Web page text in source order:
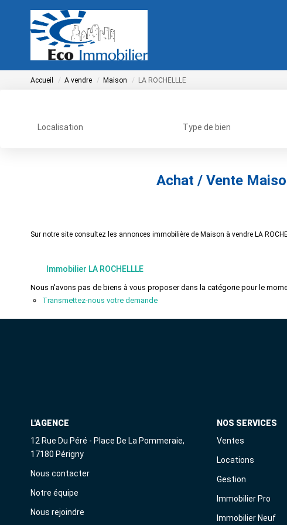
Accueil A vendre Maison LA ROCHELLLE
Localisation Type de bien
Achat / Vente
Sur notre site consultez les annonces immobilière de Maison à vendre LA
Immobilier LA ROCHELLLE
Nous n'avons pas de biens à vous proposer dans la catégorie pour le
Transmettez-nous votre demande
L'AGENCE
12 Rue Du Péré - Place De La Pommeraie,
17180 Périgny
Nous contacter
Notre équipe
Nous rejoindre
NOS SERVICES
Ventes
Locations
Gestion
Immobilier Pro
Immobilier Neuf